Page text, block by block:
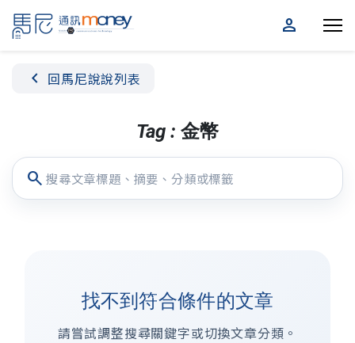
person
chevron_left 回馬尼說說列表
Tag : 金幣
search
找不到符合條件的文章
請嘗試調整搜尋關鍵字或切換文章分類。